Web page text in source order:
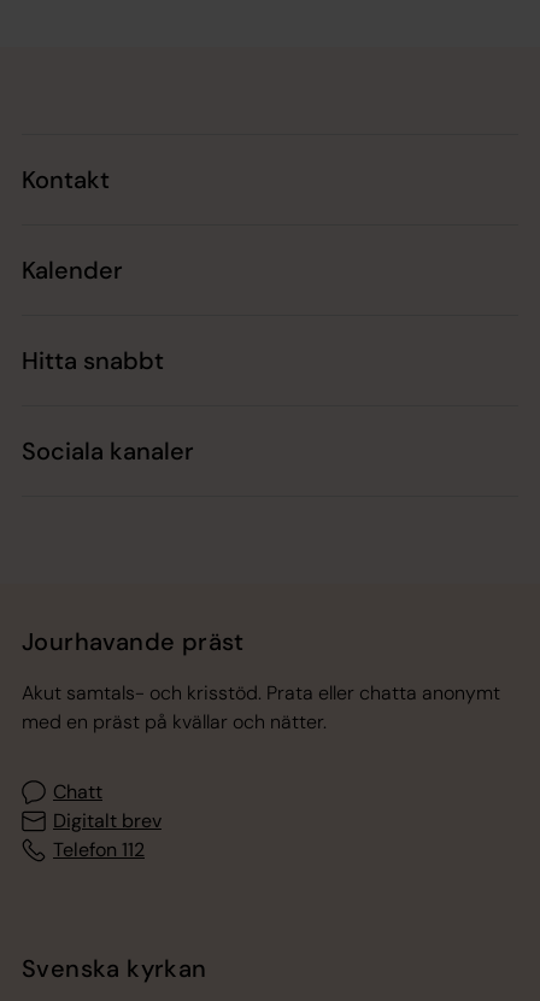
Kontakt
Kalender
Hitta snabbt
Sociala kanaler
Jourhavande präst
Akut samtals- och krisstöd. Prata eller chatta anonymt
med en präst på kvällar och nätter.
Chatt
Digitalt brev
Telefon 112
Svenska kyrkan